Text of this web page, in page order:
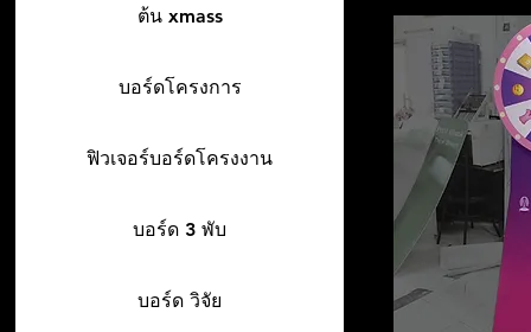
ต้น xmass
บอร์ดโครงการ
ฟิวเจอร์บอร์ดโครงงาน
บอร์ด 3 พับ
บอร์ด วิจัย